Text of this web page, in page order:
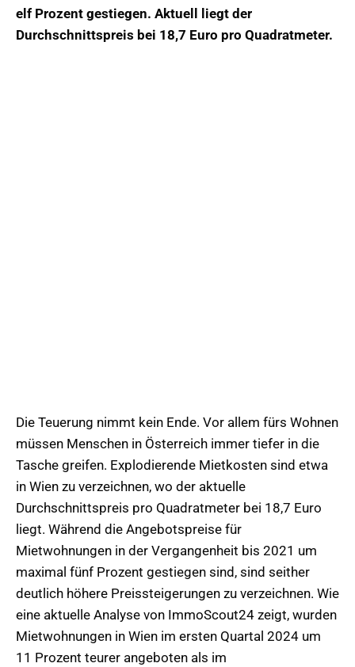
elf Prozent gestiegen. Aktuell liegt der
Durchschnittspreis bei 18,7 Euro pro Quadratmeter.
Die Teuerung nimmt kein Ende. Vor allem fürs Wohnen
müssen Menschen in Österreich immer tiefer in die
Tasche greifen. Explodierende Mietkosten sind etwa
in Wien zu verzeichnen, wo der aktuelle
Durchschnittspreis pro Quadratmeter bei 18,7 Euro
liegt. Während die Angebotspreise für
Mietwohnungen in der Vergangenheit bis 2021 um
maximal fünf Prozent gestiegen sind, sind seither
deutlich höhere Preissteigerungen zu verzeichnen. Wie
eine aktuelle Analyse von ImmoScout24 zeigt, wurden
Mietwohnungen in Wien im ersten Quartal 2024 um
11 Prozent teurer angeboten als im